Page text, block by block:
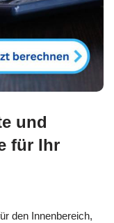
und
für Ihr
den Innenbereich,